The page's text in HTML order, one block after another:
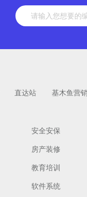
直达站 基木鱼营
安全安保
房产装修
教育培训
软件系统